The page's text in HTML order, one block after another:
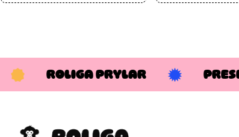
ROLIGA PRYLAR